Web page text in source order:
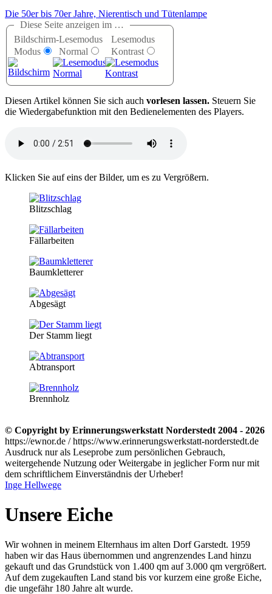
Die 50er bis 70er Jahre, Nierentisch und Tütenlampe
Diese Seite anzeigen im …
Bildschirm-
Modus
Lesemodus
Normal
Lesemodus
Kontrast
Diesen Artikel können Sie sich auch vorlesen lassen. Steuern Sie
die Wiedergabefunktion mit den Bedienelementen des Players.
Klicken Sie auf eins der Bilder, um es zu Vergrößern.
Blitzschlag
Fällarbeiten
Baumkletterer
Abgesägt
Der Stamm liegt
Abtransport
Brennholz
© Copyright by Erinnerungswerkstatt Norderstedt 2004 - 2026
https://ewnor.de / https://www.erinnerungswerkstatt-norderstedt.de
Ausdruck nur als Leseprobe zum persönlichen Gebrauch,
weitergehende Nutzung oder Weitergabe in jeglicher Form nur mit
dem schriftlichem Einverständnis der Urheber!
Inge Hellwege
Unsere Eiche
Wir wohnen in meinem Elternhaus im alten Dorf Garstedt. 1959
haben wir das Haus übernommen und angrenzendes Land hinzu
gekauft und das Grundstück von 1.400 qm auf 3.000 qm vergrößert.
Auf dem zugekauften Land stand bis vor kurzem eine große Eiche,
die ungefähr 180 Jahre alt wurde.